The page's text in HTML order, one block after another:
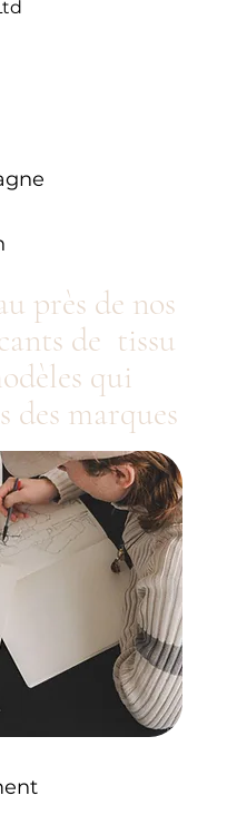
près de nos
de tissu
qui
des marques